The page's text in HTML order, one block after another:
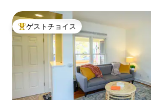
大好評のゲストチョイスです。
ゲストチョイス